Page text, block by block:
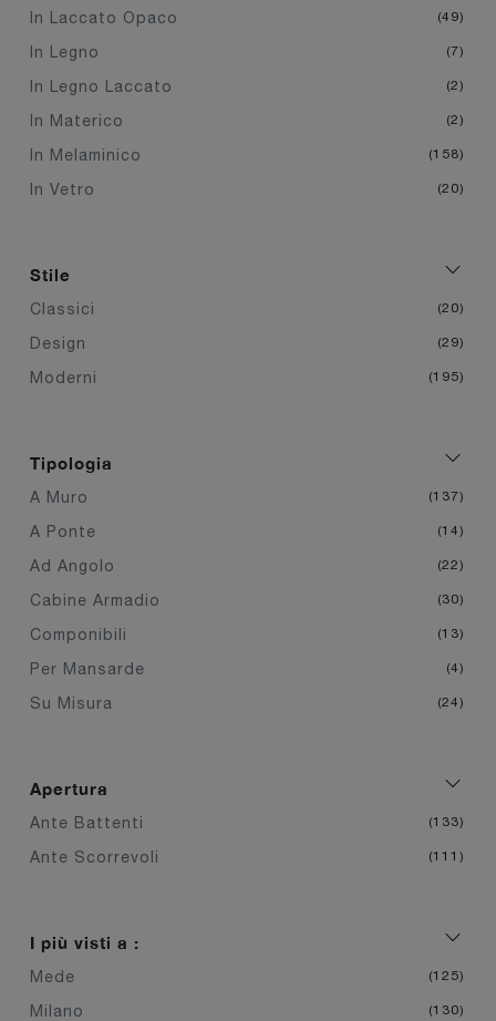
In Laccato Opaco 49
In Legno 7
In Legno Laccato 2
In Materico 2
In Melaminico 158
In Vetro 20
Stile
Classici 20
Design 29
Moderni 195
Tipologia
A Muro 137
A Ponte 14
Ad Angolo 22
Cabine Armadio 30
Componibili 13
Per Mansarde 4
Su Misura 24
Apertura
Ante Battenti 133
Ante Scorrevoli 111
I più visti a :
Mede 125
Milano 130